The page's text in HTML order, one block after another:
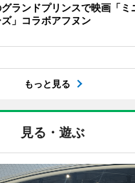
ランドプリンスで映画「ミ
ズ」コラボアフヌン
もっと見る
見る・遊ぶ